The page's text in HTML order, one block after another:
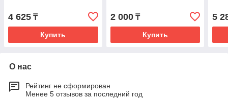
4 625 ₸
Купить
2 000₸
Купить
5
О нас
Рейтинг не сформирован
Менее 5 отзывов за последний год